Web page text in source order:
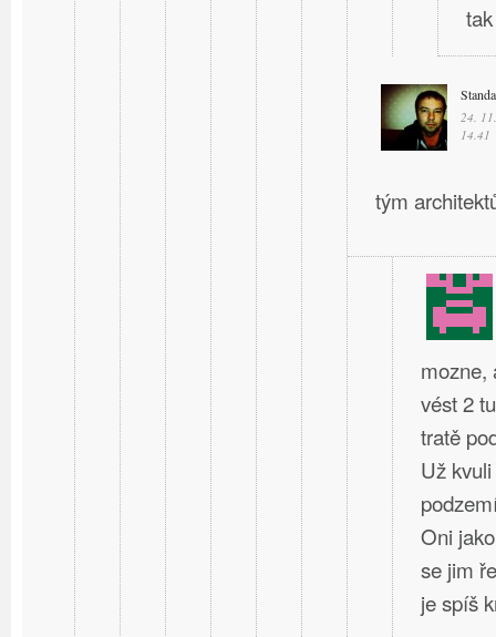
24.
14.41
tým
mozne,
vést 2
tratě
Už
Oni
se jim
je spíš